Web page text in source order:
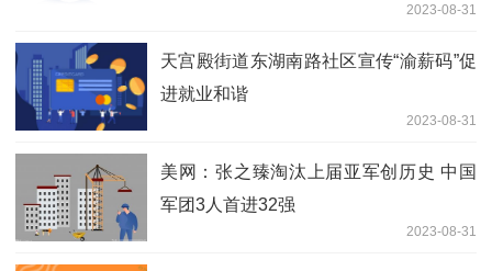
2023-08-31
天宫殿街道东湖南路社区宣传“渝薪码”促
进就业和谐
2023-08-31
美网：张之臻淘汰上届亚军创历史 中国
军团3人首进32强
2023-08-31